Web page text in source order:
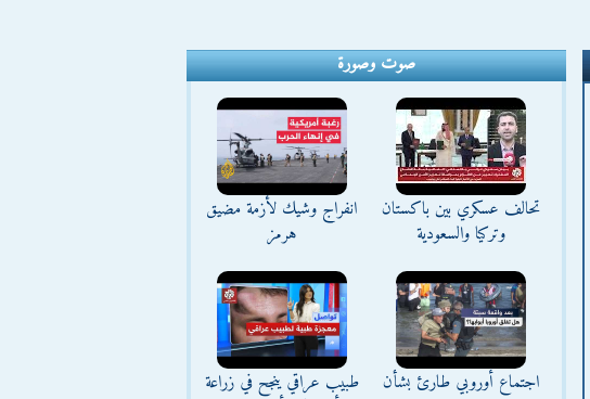
صوت وصورة
تحالف عسكري بين باكستان
وتركيا والسعودية
انفراج وشيك لأزمة مضيق
هرمز
اجتماع أوروبي طارئ بشأن
طبيب عراقي ينجح في زراعة